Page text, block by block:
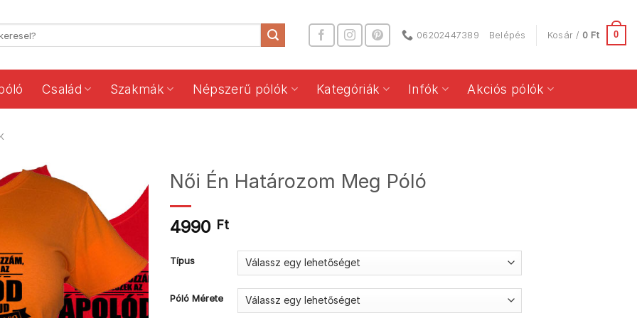
06202447389 Belépés Kosár / 0 Ft 0
Család Szakmák Népszerű pólók Kategóriák Infók Akciós pólók
Női Én Határozom Meg Póló
4990 Ft
Típus
Póló Mérete